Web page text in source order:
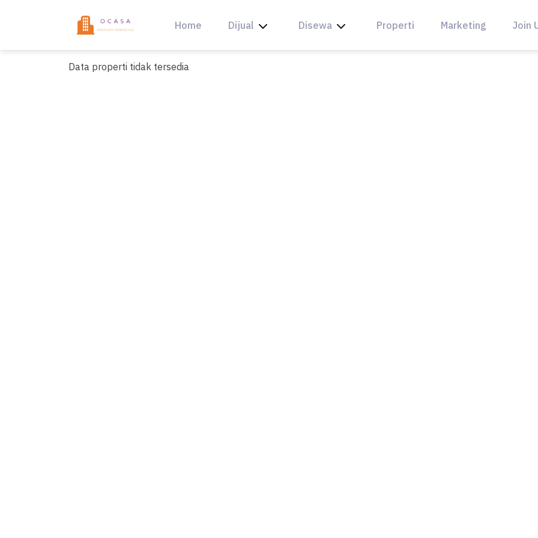
Home Dijual Disewa Properti Marketing Join
Data properti tidak tersedia